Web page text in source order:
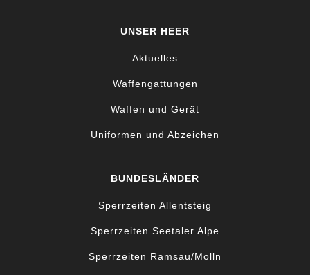
UNSER HEER
Aktuelles
Waffengattungen
Waffen und Gerät
Uniformen und Abzeichen
BUNDESLÄNDER
Sperrzeiten Allentsteig
Sperrzeiten Seetaler Alpe
Sperrzeiten Ramsau/Molln